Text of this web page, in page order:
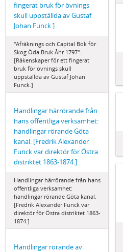
fingerat bruk för övnings
skull uppställda av Gustaf
Johan Funck.]
"Afräknings och Capital Bok för
Skog Öda Bruk Åhr 1797".
[Räkenskaper för ett fingerat
bruk för övnings skull
uppställda av Gustaf Johan
Funck.]
Handlingar härrörande från
hans offentliga verksamhet:
handlingar rörande Göta
kanal. [Fredrik Alexander
Funck var direktör för Östra
distriktet 1863-1874.]
Handlingar härrörande från hans
offentliga verksamhet:
handlingar rörande Göta kanal.
[Fredrik Alexander Funck var
direktör för Östra distriktet 1863-
1874.]
Handlingar rörande av